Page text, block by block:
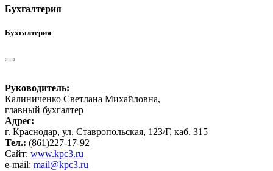
Бухгалтерия
Бухгалтерия
Руководитель:
Калиниченко Светлана Михайловна,
главный бухгалтер
Адрес:
г. Краснодар, ул. Ставропольская, 123/Г, каб. 315
Тел.: (861)227-17-92
Сайт: www.kpc3.ru
e-mail: mail@kpc3.ru